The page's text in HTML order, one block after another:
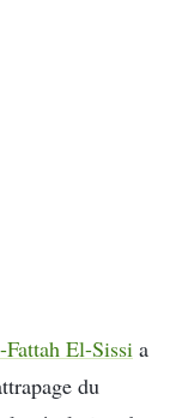
El-Sissi a
du